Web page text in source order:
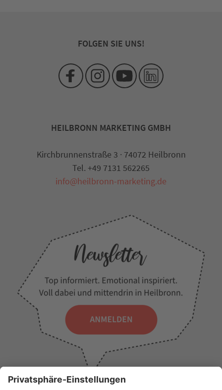
FOLGEN SIE UNS!
HEILBRONN MARKETING GMBH
Kirchbrunnenstraße 3 · 74072 Heilbronn
Tel. +49 7131 562265
info@heilbronn-marketing.de